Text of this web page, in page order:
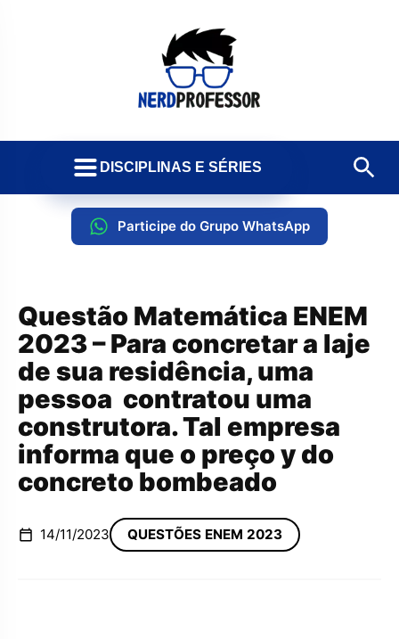
DISCIPLINAS E SÉRIES
Participe do Grupo WhatsApp
Questão Matemática ENEM
2023 – Para concretar a laje
de sua residência, uma
pessoa contratou uma
construtora. Tal empresa
informa que o preço y do
concreto bombeado
14/11/2023 QUESTÕES ENEM 2023